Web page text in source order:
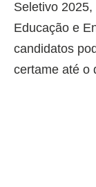
Seletivo
Educação e
candidatos
certame até o